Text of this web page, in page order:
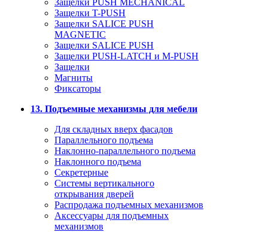
Защёлки PUSH MECHANICAL
Защелки T-PUSH
Защелки SALICE PUSH
MAGNETIC
Защелки SALICE PUSH
Защелки PUSH-LATCH и M-PUSH
Защелки
Магниты
Фиксаторы
13. Подъемные механизмы для мебели
Для складных вверх фасадов
Параллельного подъема
Наклонно-параллельного подъема
Наклонного подъема
Секретерные
Системы вертикального
открывания дверей
Распродажа подъемных механизмов
Аксессуары для подъемных
механизмов